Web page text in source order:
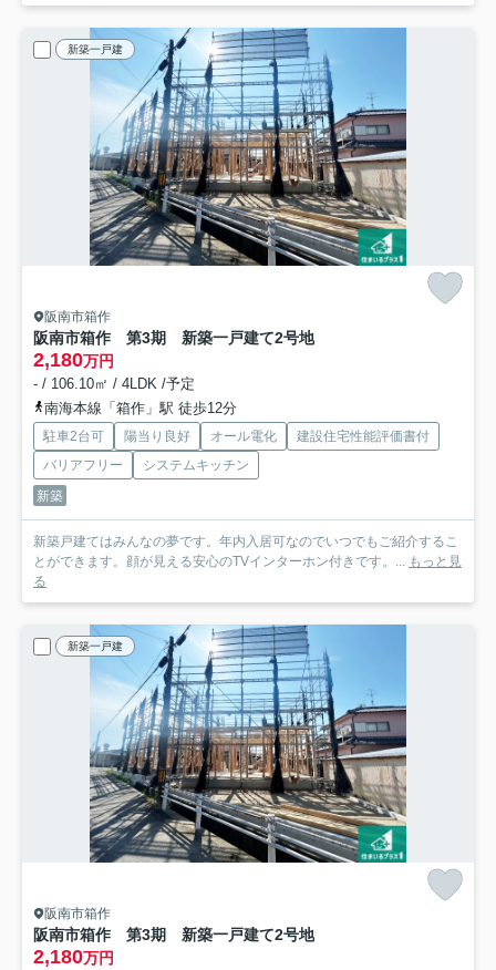
新築一戸建
阪南市箱作
阪南市箱作 第3期 新築一戸建て2号地
2,180万円
- / 106.10㎡ / 4LDK /予定
南海本線「箱作」駅 徒歩12分
駐車2台可 陽当り良好 オール電化
建設住宅性能評価書付
バリアフリー
システムキッチン
新築
新築戸建てはみんなの夢です。年内入居可なのでいつでもご紹介するこ
とができます。顔が見える安心のTVインターホン付きです。... もっと見
る
新築一戸建
阪南市箱作
阪南市箱作 第3期 新築一戸建て2号地
2,180万円